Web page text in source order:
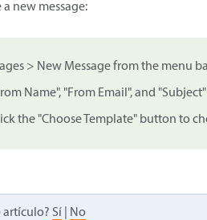
new message:
> New Message from the menu
Name", "From Email", and
the "Choose Template" button to
artículo? Sí No